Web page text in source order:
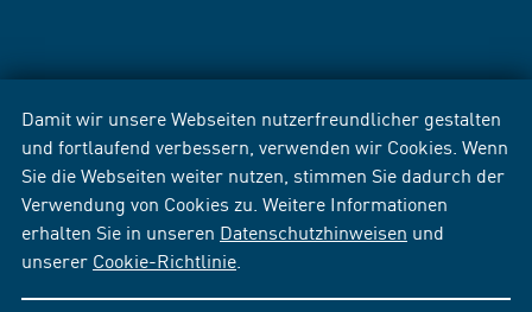
Damit wir unsere Webseiten nutzerfreundlicher gestalten
und fortlaufend verbessern, verwenden wir Cookies. Wenn
Sie die Webseiten weiter nutzen, stimmen Sie dadurch der
Verwendung von Cookies zu. Weitere Informationen
erhalten Sie in unseren Datenschutzhinweisen und
unserer Cookie-Richtlinie